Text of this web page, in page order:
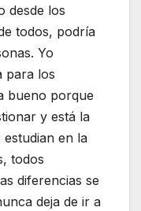
desde los
todos, podría
Yo
para los
bueno porque
y está la
en la
todos
diferencias se
deja de ir a